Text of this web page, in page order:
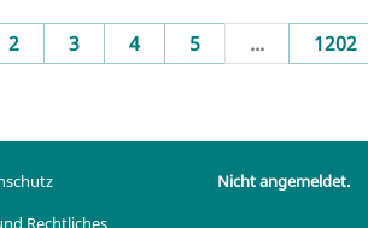
2 3 4 5 ... 1202
Rechtliches
Nicht angemeldet.